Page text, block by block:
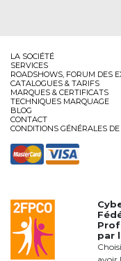
LA SOCIÉTÉ
SERVICES
ROADSHOWS, FORUM DES
CATALOGUES & TARIFS
MARQUES & CERTIFICATS
TECHNIQUES MARQUAGE
BLOG
CONTACT
CONDITIONS GÉNÉRALES
par